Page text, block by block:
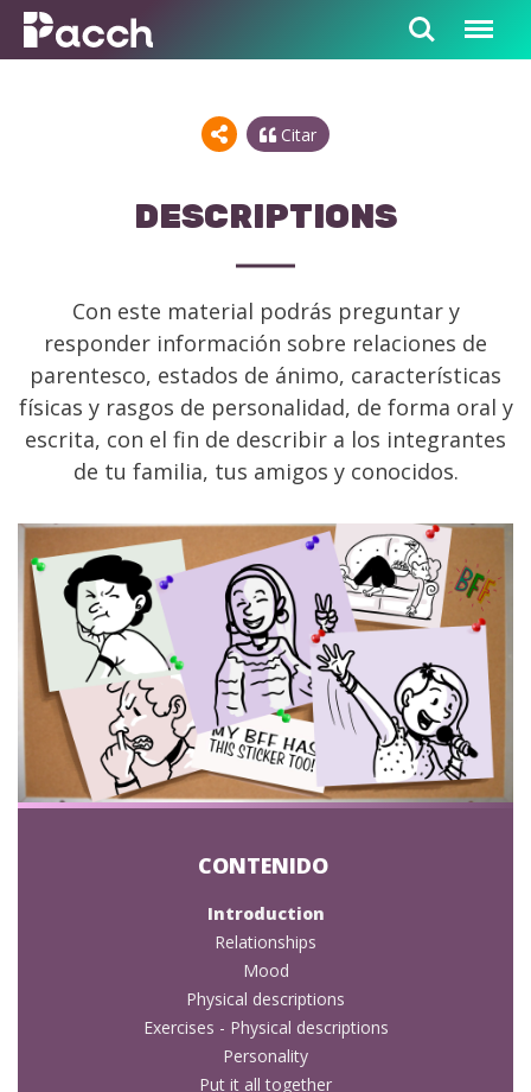
Citar
DESCRIPTIONS
Con este material podrás preguntar y
responder información sobre relaciones de
parentesco, estados de ánimo, características
físicas y rasgos de personalidad, de forma oral y
escrita, con el fin de describir a los integrantes
de tu familia, tus amigos y conocidos.
Introduction
Relationships
Mood
Physical descriptions
Exercises - Physical descriptions
Personality
Put it all together